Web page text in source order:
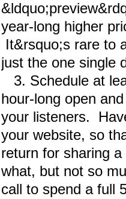
year-long higher
It&rsquo;s rare to
just the one single
3. Schedule at
hour-long open
your listeners.
your website, so
return for sharing
what, but not so
call to spend a full